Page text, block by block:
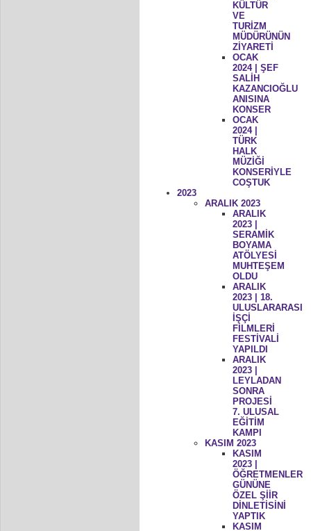
KÜLTÜR
VE
TURİZM
MÜDÜRÜNÜN
ZİYARETİ
OCAK
2024 | ŞEF
SALİH
KAZANCIOĞLU
ANISINA
KONSER
OCAK
2024 |
TÜRK
HALK
MÜZİĞİ
KONSERİYLE
COŞTUK
2023
ARALIK 2023
ARALIK
2023 |
SERAMİK
BOYAMA
ATÖLYESİ
MUHTEŞEM
OLDU
ARALIK
2023 | 18.
ULUSLARARASI
İŞÇİ
FİLMLERİ
FESTİVALİ
YAPILDI
ARALIK
2023 |
LEYLADAN
SONRA
PROJESİ
7. ULUSAL
EĞİTİM
KAMPI
KASIM 2023
KASIM
2023 |
ÖĞRETMENLER
GÜNÜNE
ÖZEL ŞİİR
DİNLETİSİNİ
YAPTIK
KASIM